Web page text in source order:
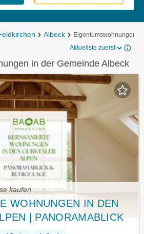
Albeck
Eigentumswohnungen
Aktuellste zuerst
in der Gemeinde Albeck
kaufen
WOHNUNGEN IN DEN
| PANORAMABLICK